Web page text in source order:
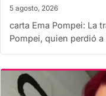
5 agosto, 2026
carta Ema Pompei: La
Pompei, quien perdió